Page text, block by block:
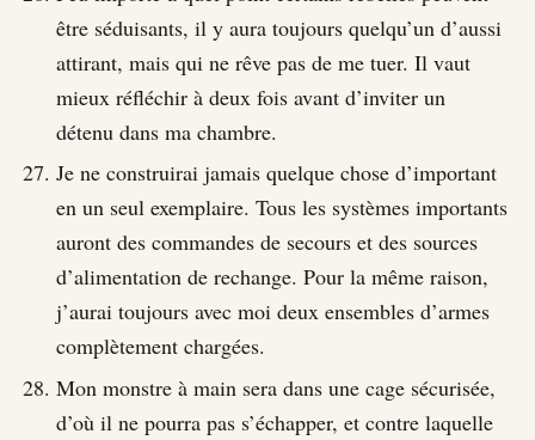
être séduisants, il y aura toujours quelqu’un d’aussi
attirant, mais qui ne rêve pas de me tuer. Il vaut
mieux réfléchir à deux fois avant d’inviter un
détenu dans ma chambre.
Je ne construirai jamais quelque chose d’important
en un seul exemplaire. Tous les systèmes importants
auront des commandes de secours et des sources
d’alimentation de rechange. Pour la même raison,
j’aurai toujours avec moi deux ensembles d’armes
complètement chargées.
Mon monstre à main sera dans une cage sécurisée,
d’où il ne pourra pas s’échapper, et contre laquelle